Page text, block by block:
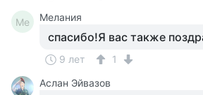
Ме Мелания
спасибо!Я вас также
9 лет
1
Аслан Эйвазов